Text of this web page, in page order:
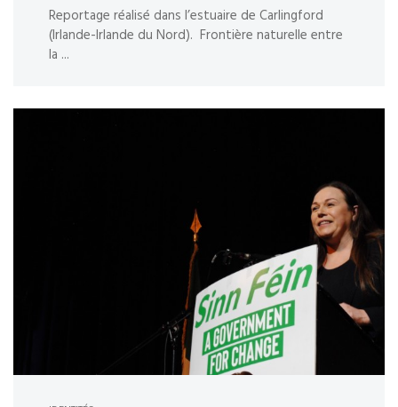
Reportage réalisé dans l’estuaire de Carlingford
(Irlande-Irlande du Nord). Frontière naturelle entre
la ...